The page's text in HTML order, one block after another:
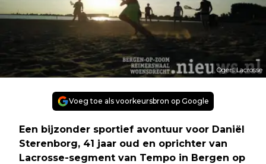
Ogers Lacrosse
Voeg toe als voorkeursbron op Google
Een bijzonder sportief avontuur voor Daniël
Sterenborg, 41 jaar oud en oprichter van
Lacrosse-segment van Tempo in Bergen op